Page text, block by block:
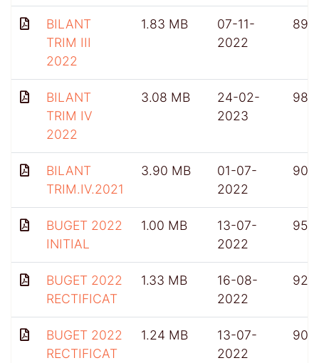
BILANT
TRIM III
2022
1.83 MB
07-11-
2022
899
BILANT
TRIM IV
2022
3.08 MB
24-02-
2023
985
BILANT
TRIM.IV.2021
3.90 MB
01-07-
2022
903
BUGET 2022
INITIAL
1.00 MB
13-07-
2022
956
BUGET 2022
RECTIFICAT
1.33 MB
16-08-
2022
926
BUGET 2022
RECTIFICAT
1.24 MB
13-07-
2022
904